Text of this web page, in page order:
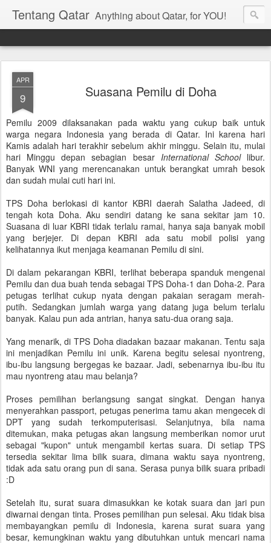
Tentang Qatar Anything about Qatar, for YOU!
APR
9 Suasana Pemilu di Doha
Pemilu 2009 dilaksanakan pada waktu yang cukup baik untuk
warga negara Indonesia yang berada di Qatar. Ini karena hari
Kamis adalah hari terakhir sebelum akhir minggu. Selain itu, mulai
hari Minggu depan sebagian besar International School libur.
Banyak WNI yang merencanakan untuk berangkat umrah besok
dan sudah mulai cuti hari ini.
TPS Doha berlokasi di kantor KBRI daerah Salatha Jadeed, di
tengah kota Doha. Aku sendiri datang ke sana sekitar jam 10.
Suasana di luar KBRI tidak terlalu ramai, hanya saja banyak mobil
yang berjejer. Di depan KBRI ada satu mobil polisi yang
kelihatannya ikut menjaga keamanan Pemilu di sini.
Di dalam pekarangan KBRI, terlihat beberapa spanduk mengenai
Pemilu dan dua buah tenda sebagai TPS Doha-1 dan Doha-2. Para
petugas terlihat cukup nyata dengan pakaian seragam merah-
putih. Sedangkan jumlah warga yang datang juga belum terlalu
banyak. Kalau pun ada antrian, hanya satu-dua orang saja.
Yang menarik, di TPS Doha diadakan bazaar makanan. Tentu saja
ini menjadikan Pemilu ini unik. Karena begitu selesai nyontreng,
ibu-ibu langsung bergegas ke bazaar. Jadi, sebenarnya ibu-ibu itu
mau nyontreng atau mau belanja?
Proses pemilihan berlangsung sangat singkat. Dengan hanya
menyerahkan passport, petugas penerima tamu akan mengecek di
DPT yang sudah terkomputerisasi. Selanjutnya, bila nama
ditemukan, maka petugas akan langsung memberikan nomor urut
sebagai "kupon" untuk mengambil kertas suara. Di setiap TPS
tersedia sekitar lima bilik suara, dimana waktu saya nyontreng,
tidak ada satu orang pun di sana. Serasa punya bilik suara pribadi
:D
Setelah itu, surat suara dimasukkan ke kotak suara dan jari pun
diwarnai dengan tinta. Proses pemilihan pun selesai. Aku tidak bisa
membayangkan pemilu di Indonesia, karena surat suara yang
besar, kemungkinan waktu yang dibutuhkan untuk mencari nama